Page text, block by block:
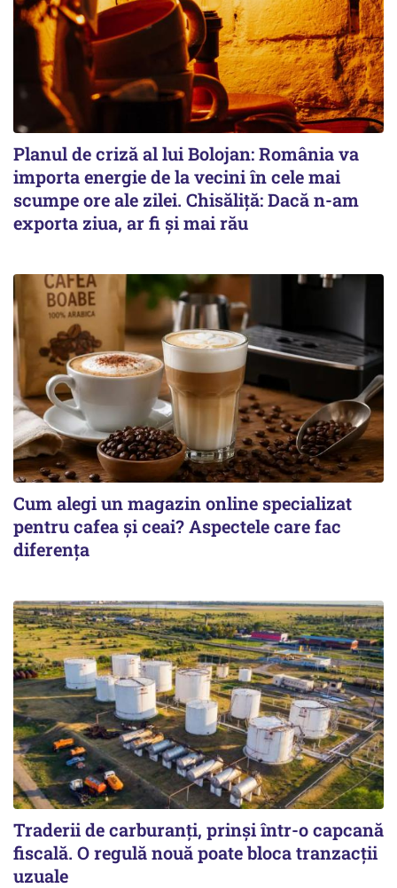
Planul de criză al lui Bolojan: România va
importa energie de la vecini în cele mai
scumpe ore ale zilei. Chisăliță: Dacă n-am
exporta ziua, ar fi și mai rău
Cum alegi un magazin online specializat
pentru cafea și ceai? Aspectele care fac
diferența
Traderii de carburanți, prinși într-o capcană
fiscală. O regulă nouă poate bloca tranzacții
uzuale